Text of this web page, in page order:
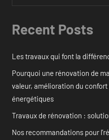
Recent Posts
Les travaux qui font la
Pourquoi une rénovation de
valeur, amélioration du
énergétiques
Travaux de rénovation :
Nos recommandations pour